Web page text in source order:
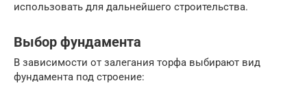
использовать для дальнейшего строительства.
Выбор фундамента
В зависимости от залегания торфа выбирают вид
фундамента под строение: